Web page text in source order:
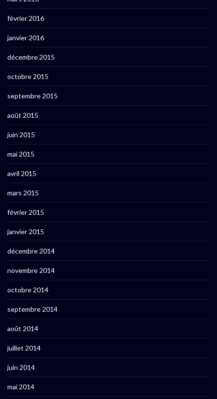
février 2016
janvier 2016
décembre 2015
octobre 2015
septembre 2015
août 2015
juin 2015
mai 2015
avril 2015
mars 2015
février 2015
janvier 2015
décembre 2014
novembre 2014
octobre 2014
septembre 2014
août 2014
juillet 2014
juin 2014
mai 2014